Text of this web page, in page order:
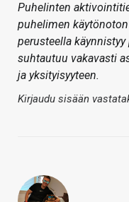
Puhelinten
puhelimen
perusteella
suhtautuu vakavasti
ja yksityisyyteen.
Kirjaudu sisään